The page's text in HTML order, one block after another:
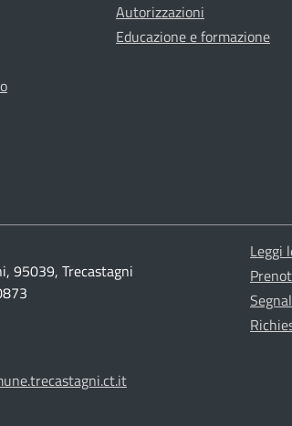
Autorizzazioni
Educazione e formazione
95039, Trecastagni
Leggi